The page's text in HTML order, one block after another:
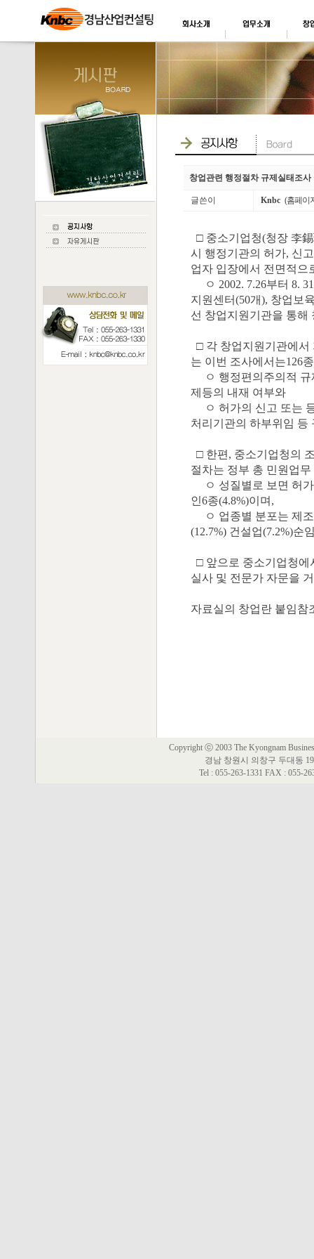
창업관련 행정절차 규제실태조사
글쓴이 Knbc (홈페이
□ 중소기업청(청장 李
시 행정기관의 허가, 신
업자 입장에서 전면적으
ㅇ 2002. 7.26부터 8.
지원센터(50개), 창업보
선 창업지원기관을 통해
□ 각 창업지원기관에서
는 이번 조사에서는126
ㅇ 행정편의주의적 규
제등의 내재 여부와
ㅇ 허가의 신고 또는
처리기관의 하부위임 등
□ 한편, 중소기업청의
절차는 정부 총 민원업
ㅇ 성질별로 보면 허가
인6종(4.8%)이며,
ㅇ 업종별 분포는 제조
(12.7%) 건설업(7.2%)순
□ 앞으로 중소기업청에
실사 및 전문가 자문을
자료실의 창업란 붙임
Copyright ⓒ 2003 The Kyongnam
경남 창원시 의창구 두대동
Tel : 055-263-1331 FAX : 055-